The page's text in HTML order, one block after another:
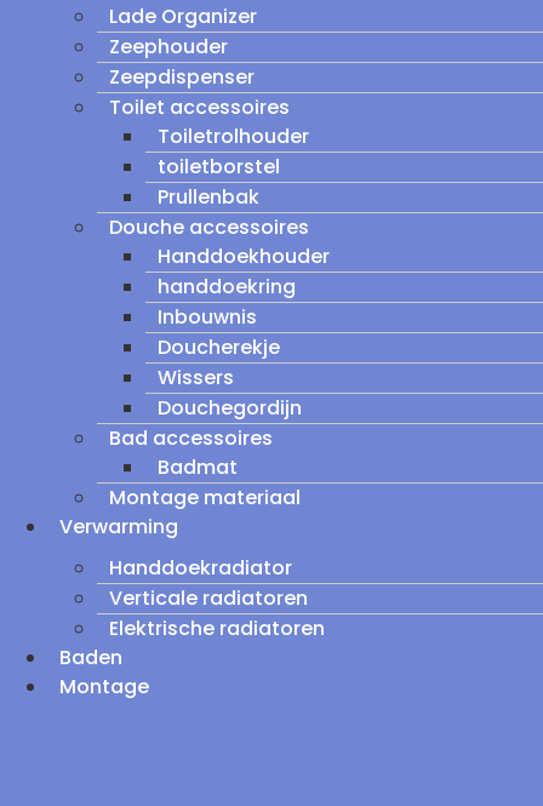
Lade Organizer
Zeephouder
Zeepdispenser
Toilet accessoires
Toiletrolhouder
toiletborstel
Prullenbak
Douche accessoires
Handdoekhouder
handdoekring
Inbouwnis
Doucherekje
Wissers
Douchegordijn
Bad accessoires
Badmat
Montage materiaal
Verwarming
Handdoekradiator
Verticale radiatoren
Elektrische radiatoren
Baden
Montage